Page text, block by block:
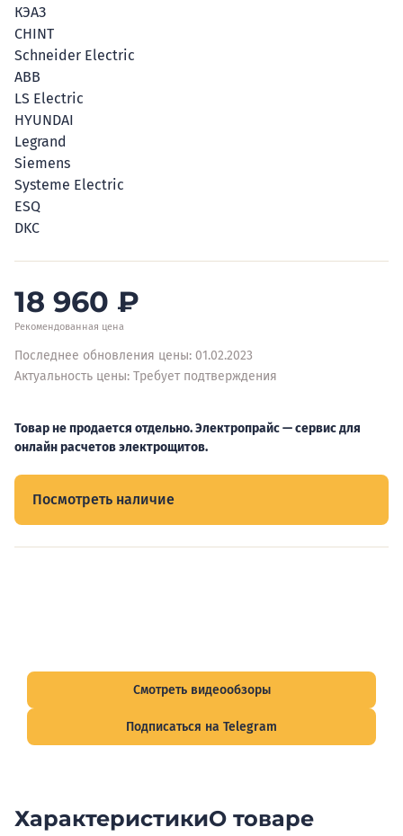
КЭАЗ
CHINT
Schneider Electric
ABB
LS Electric
HYUNDAI
Legrand
Siemens
Systeme Electric
ESQ
DKC
18 960 ₽
Рекомендованная цена
Последнее обновления цены: 01.02.2023
Актуальность цены: Требует подтверждения
Товар не продается отдельно. Электропрайс — сервис для
онлайн расчетов электрощитов.
Посмотреть наличие
Смотреть видеообзоры
Подписаться на Telegram
ХарактеристикиО товаре